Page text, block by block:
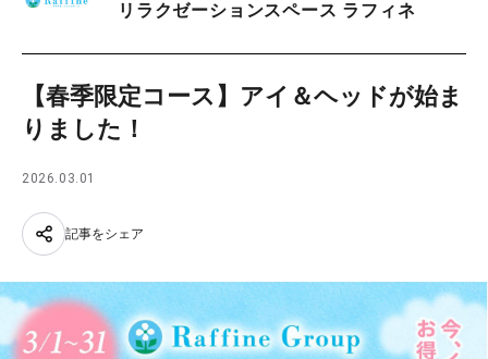
PARCOメンバーズリラクゼーションスペース ラフィネ
【春季限定コース】アイ＆ヘッドが始ま
りました！
2026.03.01
記事をシェア